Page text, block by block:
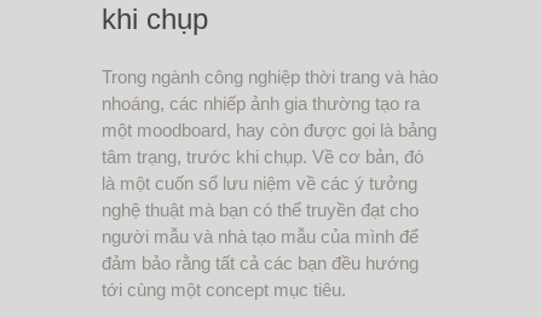
khi chụp
Trong ngành công nghiệp thời trang và hào
nhoáng, các nhiếp ảnh gia thường tạo ra
một moodboard, hay còn được gọi là bảng
tâm trạng, trước khi chụp. Về cơ bản, đó
là một cuốn sổ lưu niệm về các ý tưởng
nghệ thuật mà bạn có thể truyền đạt cho
người mẫu và nhà tạo mẫu của mình để
đảm bảo rằng tất cả các bạn đều hướng
tới cùng một concept mục tiêu.